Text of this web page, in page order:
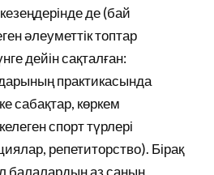
де (бай
әлеуметтік топтар
дейін сақталған:
практикасында
сабақтар, көркем
спорт түрлері
репетиторство). Бірақ
балалардың аз санын